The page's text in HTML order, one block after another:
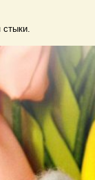
стыки.